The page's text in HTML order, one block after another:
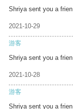
Shriya sent you a frien
2021-10-29
游客
Shriya sent you a frien
2021-10-28
游客
Shriya sent you a frien